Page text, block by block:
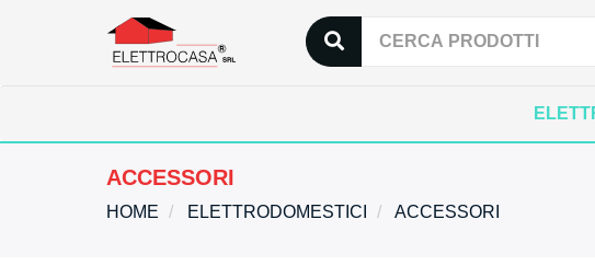
ACCESSORI
HOME ELETTRODOMESTICI ACCESSORI